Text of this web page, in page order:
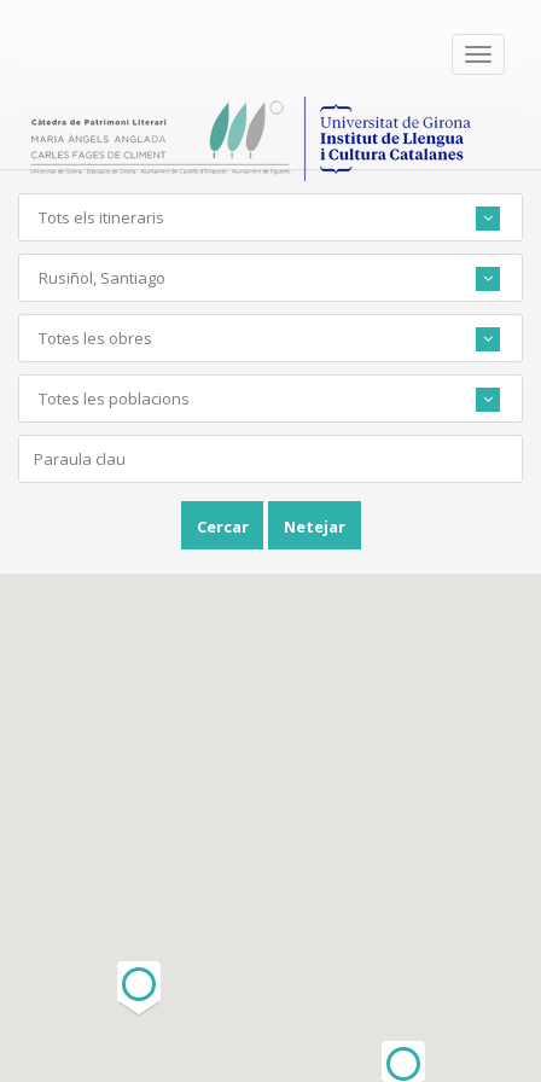
Toggle
Tots els itineraris
Rusiñol, Santiago
Totes les obres
Totes les poblacions
Cercar Netejar